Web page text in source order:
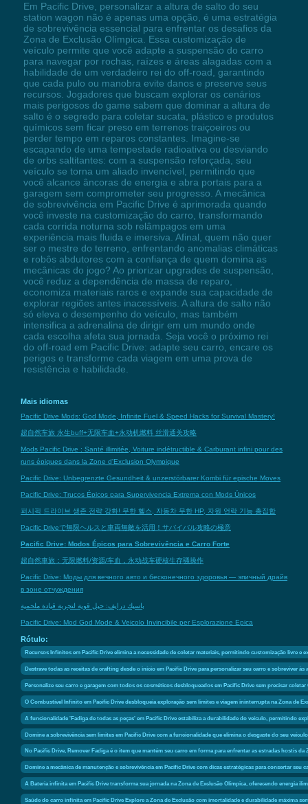
Em Pacific Drive, personalizar a altura de salto do seu
station wagon não é apenas uma opção, é uma estratégia
de sobrevivência essencial para enfrentar os desafios da
Zona de Exclusão Olímpica. Essa customização de
veículo permite que você adapte a suspensão do carro
para navegar por rochas, raízes e áreas alagadas com a
habilidade de um verdadeiro rei do off-road, garantindo
que cada pulo ou manobra evite danos e preserve seus
recursos. Jogadores que buscam explorar os cenários
mais perigosos do game sabem que dominar a altura de
salto é o segredo para coletar sucata, plástico e produtos
químicos sem ficar preso em terrenos traiçoeiros ou
perder tempo em reparos constantes. Imagine-se
escapando de uma tempestade radioativa ou desviando
de orbs saltitantes: com a suspensão reforçada, seu
veículo se torna um aliado invencível, permitindo que
você alcance âncoras de energia e abra portais para a
garagem sem comprometer seu progresso. A mecânica
de sobrevivência em Pacific Drive é aprimorada quando
você investe na customização do carro, transformando
cada corrida noturna sob relâmpagos em uma
experiência mais fluida e imersiva. Afinal, quem não quer
ser o mestre do terreno, enfrentando anomalias climáticas
e robôs abdutores com a confiança de quem domina as
mecânicas do jogo? Ao priorizar upgrades de suspensão,
você reduz a dependência de massa de reparo,
economiza materiais raros e expande sua capacidade de
explorar regiões antes inacessíveis. A altura de salto não
só eleva o desempenho do veículo, mas também
intensifica a adrenalina de dirigir em um mundo onde
cada escolha afeta sua jornada. Seja você o próximo rei
do off-road em Pacific Drive: adapte seu carro, encare os
perigos e transforme cada viagem em uma prova de
resistência e habilidade.
Mais idiomas
Pacific Drive Mods: God Mode, Infinite Fuel & Speed Hacks for Survival Mastery!
超自然车旅 永生buff+无限车血+永动机燃料 丝滑通关攻略
Mods Pacific Drive : Santé illimitée, Voiture indétructible & Carburant infini pour des
runs épiques dans la Zone d'Exclusion Olympique
Pacific Drive: Unbegrenzte Gesundheit & unzerstörbarer Kombi für epische Moves
Pacific Drive: Trucos Épicos para Supervivencia Extrema con Mods Únicos
퍼시픽 드라이브 생존 전략 강화! 무한 헬스, 자동차 무한 HP, 자원 언락 기능 총집합
Pacific Driveで無限ヘルスと車両無敵を活用！サバイバル攻略の極意
Pacific Drive: Modos Épicos para Sobrevivência e Carro Forte
超自然車旅：无限燃料/资源/车血，永动战车硬核生存骚操作
Pacific Drive: Моды для вечного авто и бесконечного здоровья — эпичный драйв
в зоне отчуждения
باسيك درايف: حيل قوية لتجربة قيادة ملحمية
Pacific Drive: Mod God Mode & Veicolo Invincibile per Esplorazione Epica
Rótulo:
Recursos Infinitos em Pacific Drive elimina a necessidade de coletar materiais, permitindo customização livre e
Destrave todas as receitas de crafting desde o início em Pacific Drive para personalizar seu carro e sobreviver
Personalize seu carro e garagem com todos os cosméticos desbloqueados em Pacific Drive sem precisar
O Combustível Infinito em Pacific Drive desbloqueia exploração sem limites e viagem ininterrupta na Zona de
A funcionalidade 'Fadiga de todas as peças' em Pacific Drive estabiliza a durabilidade do veículo, permitindo
Domine a sobrevivência sem limites em Pacific Drive com a funcionalidade que elimina o desgaste do seu veículo
No Pacific Drive, Remover Fadiga é o item que mantém seu carro em forma para enfrentar as estradas hostis
Domine a mecânica de manutenção e sobrevivência em Pacific Drive com dicas estratégicas para consertar seu
A Bateria infinita em Pacific Drive transforma sua jornada na Zona de Exclusão Olímpica, oferecendo energia
Saúde do carro infinita em Pacific Drive Explore a Zona de Exclusão com imortalidade e durabilidade máxima